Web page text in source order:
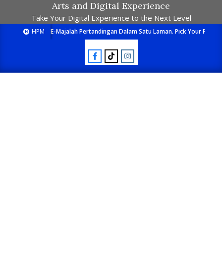
Arts and Digital Experience
Take Your Digital Experience to the Next Level
HPM E-Majalah Pertandingan Dalam Satu Laman. Pick Your